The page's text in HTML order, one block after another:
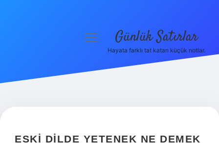
Hakkımızda
menüyü Günlük Satırlar
Hayata farklı tat katan küçük notlar.
ESKI DILDE YETENEK NE DEMEK